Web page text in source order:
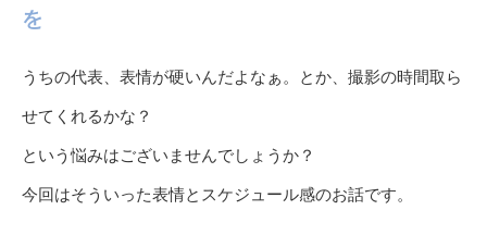
を
うちの代表、表情が硬いんだよなぁ。とか、撮影の時間取ら
せてくれるかな？
という悩みはございませんでしょうか？
今回はそういった表情とスケジュール感のお話です。